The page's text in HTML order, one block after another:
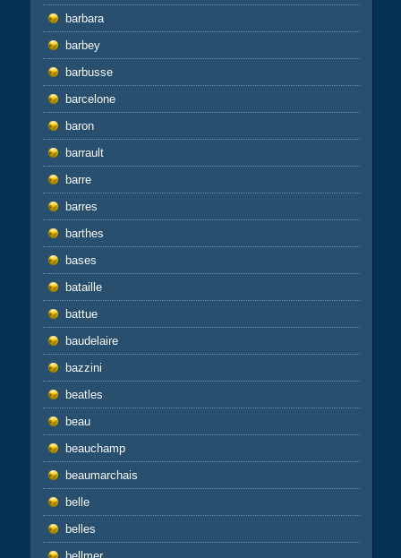
barbara
barbey
barbusse
barcelone
baron
barrault
barre
barres
barthes
bases
bataille
battue
baudelaire
bazzini
beatles
beau
beauchamp
beaumarchais
belle
belles